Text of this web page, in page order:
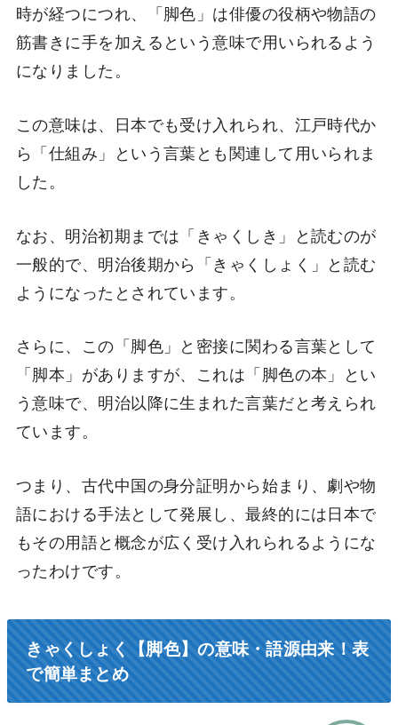
時が経つにつれ、「脚色」は俳優の役柄や物語の
筋書きに手を加えるという意味で用いられるよう
になりました。
この意味は、日本でも受け入れられ、江戸時代か
ら「仕組み」という言葉とも関連して用いられま
した。
なお、明治初期までは「きゃくしき」と読むのが
一般的で、明治後期から「きゃくしょく」と読む
ようになったとされています。
さらに、この「脚色」と密接に関わる言葉として
「脚本」がありますが、これは「脚色の本」とい
う意味で、明治以降に生まれた言葉だと考えられ
ています。
つまり、古代中国の身分証明から始まり、劇や物
語における手法として発展し、最終的には日本で
もその用語と概念が広く受け入れられるようにな
ったわけです。
きゃくしょく【脚色】の意味・語源由来！表
で簡単まとめ